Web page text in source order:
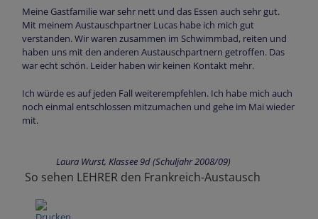
Meine Gastfamilie war sehr nett und das Essen auch sehr gut.
Mit meinem Austauschpartner Lucas habe ich mich gut
verstanden. Wir waren zusammen im Schwimmbad, reiten und
haben uns mit den anderen Austauschpartnern getroffen. Das
war echt schön. Leider haben wir keinen Kontakt mehr.
Ich würde es auf jeden Fall weiterempfehlen. Ich habe mich auch
noch einmal entschlossen mitzumachen und gehe im Mai wieder
mit.
Laura Wurst, Klassee 9d (Schuljahr 2008/09)
So sehen LEHRER den Frankreich-Austausch